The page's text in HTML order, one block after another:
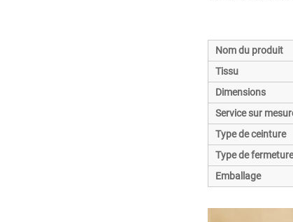
Nom du produit
Tissu
Dimensions
Service sur
Type de ceinture
Type de fermeture
Emballage